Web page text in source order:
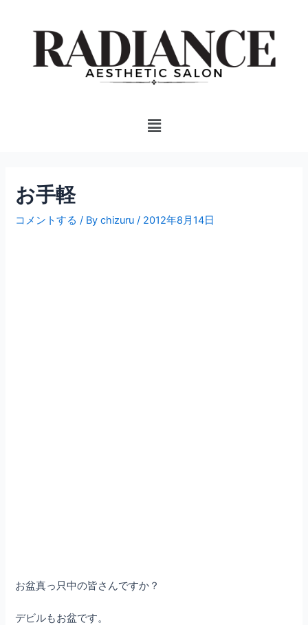
Menu
お手軽
コメントする / Bychizuru/ 2012年8月14日
お盆真っ只中の皆さんですか？
デビルもお盆です。
ビ
ゲ